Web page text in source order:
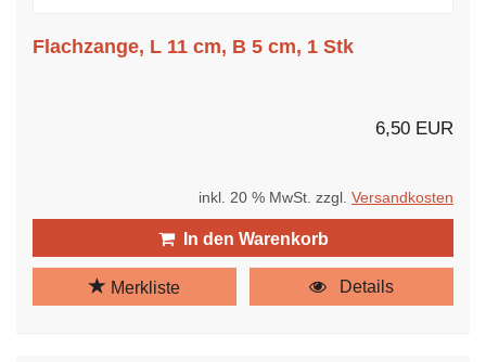
Flachzange, L 11 cm, B 5 cm, 1 Stk
6,50 EUR
inkl. 20 % MwSt. zzgl. Versandkosten
In den Warenkorb
Merkliste Details